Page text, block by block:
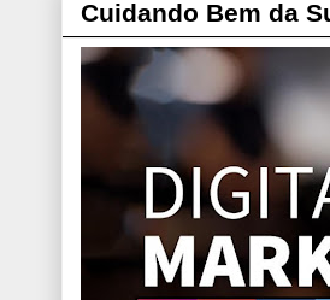
Cuidando Bem da